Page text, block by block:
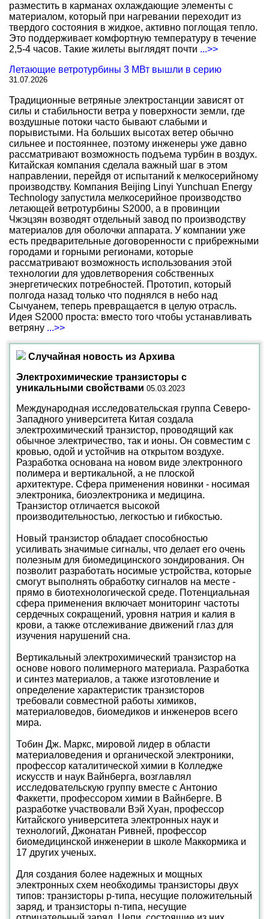
разместить в карманах охлаждающие элементы с
материалом, который при нагревании переходит из
твердого состояния в жидкое, активно поглощая тепло.
Это поддерживает комфортную температуру в течение
2,5-4 часов. Такие жилеты выглядят почти ...>>
Летающие ветротурбины 3 МВт вышли в серию
31.07.2026
Традиционные ветряные электростанции зависят от
силы и стабильности ветра у поверхности земли, где
воздушные потоки часто бывают слабыми и
порывистыми. На больших высотах ветер обычно
сильнее и постояннее, поэтому инженеры уже давно
рассматривают возможность подъема турбин в воздух.
Китайская компания сделала важный шаг в этом
направлении, перейдя от испытаний к мелкосерийному
производству. Компания Beijing Linyi Yunchuan Energy
Technology запустила мелкосерийное производство
летающей ветротурбины S2000, а в провинции
Чжэцзян возводят отдельный завод по производству
материалов для оболочки аппарата. У компании уже
есть предварительные договоренности с прибрежными
городами и горными регионами, которые
рассматривают возможность использования этой
технологии для удовлетворения собственных
энергетических потребностей. Прототип, который
полгода назад только что поднялся в небо над
Сычуанем, теперь превращается в целую отрасль.
Идея S2000 проста: вместо того чтобы устанавливать
ветряну ...>>
Случайная новость из Архива
Электрохимические транзисторы с
уникальными свойствами 05.03.2023
Международная исследовательская группа Северо-
Западного университета Китая создала
электрохимический транзистор, проводящий как
обычное электричество, так и ионы. Он совместим с
кровью, одой и устойчив на открытом воздухе.
Разработка основана на новом виде электронного
полимера и вертикальной, а не плоской
архитектуре. Сфера применения новинки - носимая
электроника, биоэлектроника и медицина.
Транзистор отличается высокой
производительностью, легкостью и гибкостью.
Новый транзистор обладает способностью
усиливать значимые сигналы, что делает его очень
полезным для биомедицинского зондирования. Он
позволит разработать носимые устройства, которые
смогут выполнять обработку сигналов на месте -
прямо в биотехнологической среде. Потенциальная
сфера применения включает мониторинг частоты
сердечных сокращений, уровня натрия и калия в
крови, а также отслеживание движений глаз для
изучения нарушений сна.
Вертикальный электрохимический транзистор на
основе нового полимерного материала. Разработка
и синтез материалов, а также изготовление и
определение характеристик транзисторов
требовали совместной работы химиков,
материаловедов, биомедиков и инженеров всего
мира.
Тобин Дж. Маркс, мировой лидер в области
материаловедения и органической электроники,
профессор каталитической химии в Колледже
искусств и наук Вайнберга, возглавлял
исследовательскую группу вместе с Антонио
Факкетти, профессором химии в Вайнберге. В
разработке участвовали Вэй Хуан, профессор
Китайского университета электронных наук и
технологий, Джонатан Ривней, профессор
биомедицинской инженерии в школе Маккормика и
17 других ученых.
Для создания более надежных и мощных
электронных схем необходимы транзисторы двух
типов: транзисторы p-типа, несущие положительный
заряд, и транзисторы n-типа, несущие